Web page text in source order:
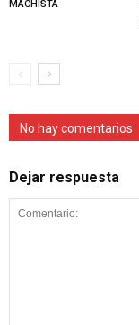
MACHISTA
No hay comentarios
Dejar respuesta